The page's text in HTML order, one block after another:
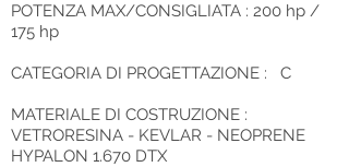
POTENZA MAX/CONSIGLIATA : 200 hp /
175 hp
CATEGORIA DI PROGETTAZIONE : C
MATERIALE DI COSTRUZIONE :
VETRORESINA - KEVLAR - NEOPRENE
HYPALON 1.670 DTX